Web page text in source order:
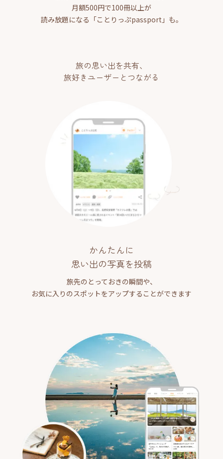
月額500円で100冊以上が
読み放題になる「ことりっぷpassport」も。
旅の思い出を共有、
旅好きユーザーとつながる
かんたんに
思い出の写真を投稿
旅先のとっておきの瞬間や、
お気に入りのスポットをアップすることができます